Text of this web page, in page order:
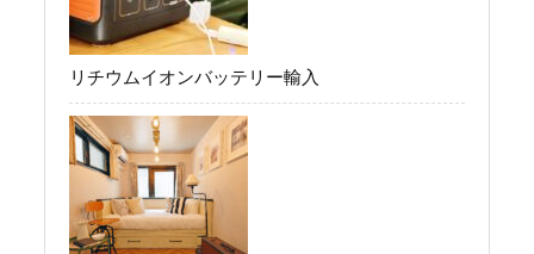
リチウムイオンバッテリー輸入